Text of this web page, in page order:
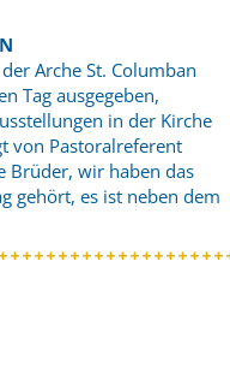
Arche St. Columban
Tag ausgegeben,
in der Kirche
von Pastoralreferent
Brüder, wir haben das
gehört, es ist neben dem